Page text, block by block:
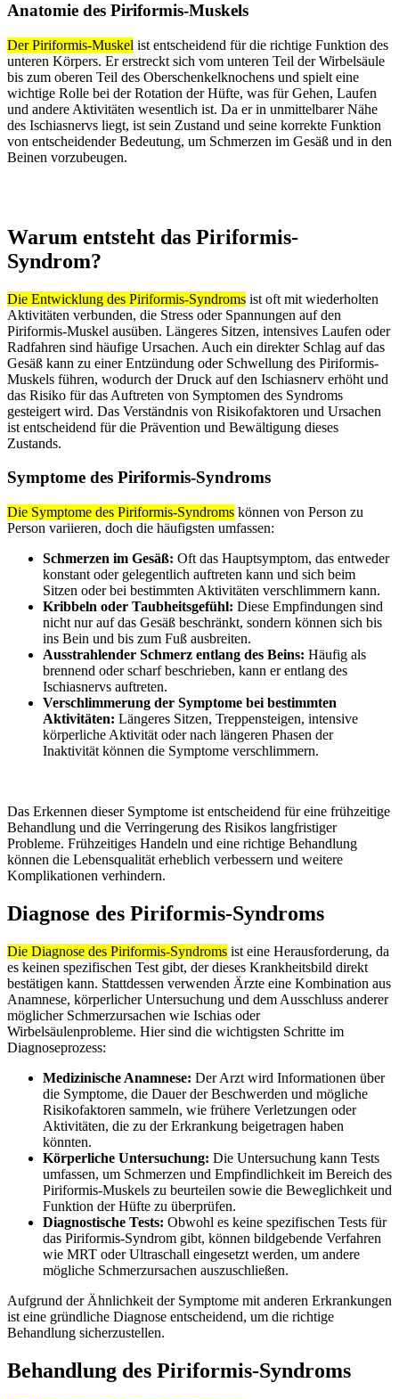
Anatomie des Piriformis-Muskels
Der Piriformis-Muskel ist entscheidend für die richtige Funktion des
unteren Körpers. Er erstreckt sich vom unteren Teil der Wirbelsäule
bis zum oberen Teil des Oberschenkelknochens und spielt eine
wichtige Rolle bei der Rotation der Hüfte, was für Gehen, Laufen
und andere Aktivitäten wesentlich ist. Da er in unmittelbarer Nähe
des Ischiasnervs liegt, ist sein Zustand und seine korrekte Funktion
von entscheidender Bedeutung, um Schmerzen im Gesäß und in den
Beinen vorzubeugen.
Warum entsteht das Piriformis-
Syndrom?
Die Entwicklung des Piriformis-Syndroms ist oft mit wiederholten
Aktivitäten verbunden, die Stress oder Spannungen auf den
Piriformis-Muskel ausüben. Längeres Sitzen, intensives Laufen oder
Radfahren sind häufige Ursachen. Auch ein direkter Schlag auf das
Gesäß kann zu einer Entzündung oder Schwellung des Piriformis-
Muskels führen, wodurch der Druck auf den Ischiasnerv erhöht und
das Risiko für das Auftreten von Symptomen des Syndroms
gesteigert wird. Das Verständnis von Risikofaktoren und Ursachen
ist entscheidend für die Prävention und Bewältigung dieses
Zustands.
Symptome des Piriformis-Syndroms
Die Symptome des Piriformis-Syndroms können von Person zu
Person variieren, doch die häufigsten umfassen:
Schmerzen im Gesäß: Oft das Hauptsymptom, das entweder
konstant oder gelegentlich auftreten kann und sich beim
Sitzen oder bei bestimmten Aktivitäten verschlimmern kann.
Kribbeln oder Taubheitsgefühl: Diese Empfindungen sind
nicht nur auf das Gesäß beschränkt, sondern können sich bis
ins Bein und bis zum Fuß ausbreiten.
Ausstrahlender Schmerz entlang des Beins: Häufig als
brennend oder scharf beschrieben, kann er entlang des
Ischiasnervs auftreten.
Verschlimmerung der Symptome bei bestimmten
Aktivitäten: Längeres Sitzen, Treppensteigen, intensive
körperliche Aktivität oder nach längeren Phasen der
Inaktivität können die Symptome verschlimmern.
Das Erkennen dieser Symptome ist entscheidend für eine frühzeitige
Behandlung und die Verringerung des Risikos langfristiger
Probleme. Frühzeitiges Handeln und eine richtige Behandlung
können die Lebensqualität erheblich verbessern und weitere
Komplikationen verhindern.
Diagnose des Piriformis-Syndroms
Die Diagnose des Piriformis-Syndroms ist eine Herausforderung, da
es keinen spezifischen Test gibt, der dieses Krankheitsbild direkt
bestätigen kann. Stattdessen verwenden Ärzte eine Kombination aus
Anamnese, körperlicher Untersuchung und dem Ausschluss anderer
möglicher Schmerzursachen wie Ischias oder
Wirbelsäulenprobleme. Hier sind die wichtigsten Schritte im
Diagnoseprozess:
Medizinische Anamnese: Der Arzt wird Informationen über
die Symptome, die Dauer der Beschwerden und mögliche
Risikofaktoren sammeln, wie frühere Verletzungen oder
Aktivitäten, die zu der Erkrankung beigetragen haben
könnten.
Körperliche Untersuchung: Die Untersuchung kann Tests
umfassen, um Schmerzen und Empfindlichkeit im Bereich des
Piriformis-Muskels zu beurteilen sowie die Beweglichkeit und
Funktion der Hüfte zu überprüfen.
Diagnostische Tests: Obwohl es keine spezifischen Tests für
das Piriformis-Syndrom gibt, können bildgebende Verfahren
wie MRT oder Ultraschall eingesetzt werden, um andere
mögliche Schmerzursachen auszuschließen.
Aufgrund der Ähnlichkeit der Symptome mit anderen Erkrankungen
ist eine gründliche Diagnose entscheidend, um die richtige
Behandlung sicherzustellen.
Behandlung des Piriformis-Syndroms